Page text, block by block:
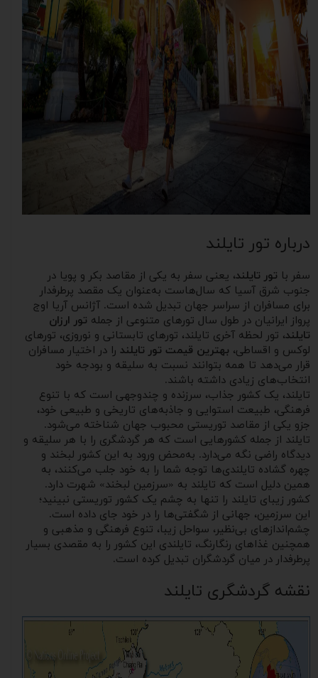
درباره تور تایلند
سفر با تور تایلند، یعنی سفر به یکی از مقاصد بکر و پویا در
جنوب شرق آسیا که سال‌هاست به‌عنوان یک مقصد پرطرفدار
برای مسافران از سراسر جهان تبدیل شده است. آژانس آریا اوج
پرواز ایرانیان در طول سال تورهای متنوعی از جمله تور ارزان
تایلند، تور لحظه آخری تایلند، تورهای تابستانی و نوروزی، تورهای
لوکس و اقساطی، بهترین قیمت تور تایلند را در اختیار مسافران
قرار می‌دهد تا همه بتوانند نسبت به سلیقه و بودجه خود
انتخاب‌های زیادی داشته باشند.
تایلند، یک کشور جذاب، سرزنده و چندوجهی است که با تنوع
فرهنگی، طبیعت استوایی و جاذبه‌های تاریخی و طبیعی خود،
جزو یکی از مقاصد توریستی محبوب جهان شناخته می‌شود.
تایلند از جمله کشورهایی است که هر گردشگری را با هر سلیقه و
دیدگاه راضی نگه می‌دارد. به‌محض ورود به این کشور لبخند و
چهره گشاده تایلندی‌ها توجه شما را به خود جلب می‌کنند، به
همین دلیل است که تایلند به «سرزمین لبخند» شهرت دارد.
کشور زیبای تایلند را تنها به چشم یک کشور توریستی نبینید؛
این سرزمین، جهانی از شگفتی‌ها را در خود جای ‌داده است.
چشم‌اندازهای بی‌نظیر، سواحل زیبا، تنوع فرهنگی و مذهبی و
همچنین غذاهای رنگارنگ، تایلندی این کشور را به مقصدی بسیار
پرطرفدار در میان گردشگران تبدیل کرده است.
نقشه گردشگری تایلند